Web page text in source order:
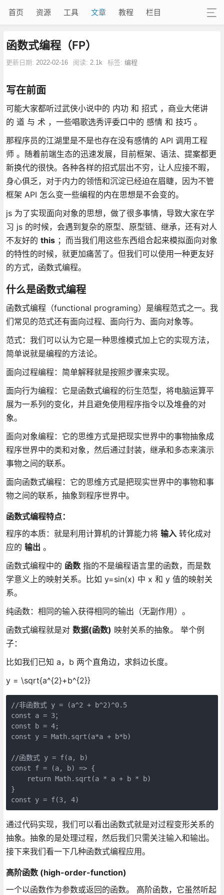
首页 资源 工具 文章 教程 栏目
函数式编程（FP）
更新日期: 2022-02-16 阅读: 2.1k 标签: 编程
写在前面
可能大家都听过武侠小说中的 内功 和 招式 ，商业大佬讲
的 道 与 术 ，一些唱歌选秀评委口中的 感情 和 技巧 。
那程序员的江湖里是不是也存在没有感情的 API 调用工程
师 。随着前端生态的迅速发展，目前框架、语法、提案都更
新换代的很快。各种各样的招式层出不穷，让人应接不暇，
身心俱乏，对于内力的领悟和沉淀已经迫在眉睫，因为不管
框架 API 怎么变一些编程的内在思想是不会变的。
js 为了实现面向对象的思想，做了很多事情，导致大家在学
习 js 的时候，会遇到复杂的原型、原型链、继承，还有对人
不友好的 this；而当我们用这些东西组合起来模拟面向对象
的特性的时候，就更加痛苦了。但我们可以使用一种更友好
的方式，函数式编程。
什么是函数式编程
函数式编程（functional programing）是编程范式之一。我
们常见的范式还有面向过程、面向行为、面向对象等。
范式：我们可以认为它是一种思维模式加上它的实现方法，
简单说就是编程的方法论。
面向过程编程：简单解释就是按照步骤来实现。
面向行为编程：它是函数式编程的衍生范型，将电脑运算平
展为一系列的变化，并且避免使用程序指令以及堆叠的对
象。
面向对象编程：它的思维方式是把现实世界中的事物抽象成
程序世界中的类和对象，然后通过封装，继承和多态来演示
事物之间的联系。
面向函数式编程：它的思维方式是把现实世界中的事物和事
物之间的联系，抽象到程序世界中。
函数式编程特点：
程序的本质：就是利用计算机的计算能力将 输入转化成对
应的 输出 。
函数式编程中的 函数指的不是编程语言里的函数，而是数
学意义上的映射关系。比如 y=sin(x) 中 x 和 y 值的映射关
系。
纯函数：相同的输入获得相同的输出（无副作用）。
函数式编程就是对 数据(函数) 映射关系的抽象。 举个例
子：
比如我们已知 a，b 两个直角边，求斜边长度。
y = \sqrt{a^{2}+b^{2}}
//非函数式 y = (a^2 + b^2)^0.5
const a = 3；
const b = 4;
const y = Math.sqrt(a*a + b*b)
//函数式 y = f(a, b)
const f = (a, b) => {
    return Math.sqrt(a * a + b * b)
}
const y = f(3, 4)
通过代码实现，我们可以看出函数式就是对过程变形关系的
抽象。抽象的是处理过程，然后我们只需关注输入和输出。
接下来我们看一下几种函数式编程应用。
高阶函数 (high-order-function)
一个以函数作为参数或返回的函数。 高阶函数，它虽然听起